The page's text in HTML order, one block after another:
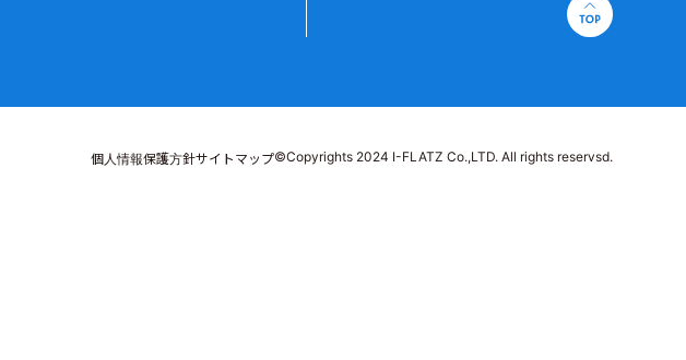
個人情報保護方針サイトマップ©Copyrights 2024 I-FLATZ Co.,LTD. All rights reservsd.